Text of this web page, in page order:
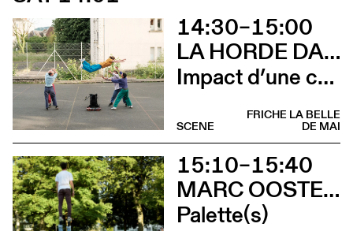
14:30–15:00
LA HORDE DANS LES PAVÉS
Impact d’une course
FRICHE LA BELLE
DE MAI
SCENE
15:10–15:40
MARC OOSTERHOFF
Palette(s)